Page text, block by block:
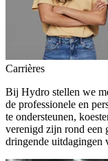
Carrières
Bij Hydro stellen we
de professionele en
te ondersteunen,
verenigd zijn rond een
dringende uitdagingen